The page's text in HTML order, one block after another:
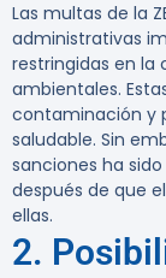
Las multas de la
administrativas
restringidas en la
ambientales.
contaminación y
saludable. Sin
sanciones ha
después de que
ellas.
2.